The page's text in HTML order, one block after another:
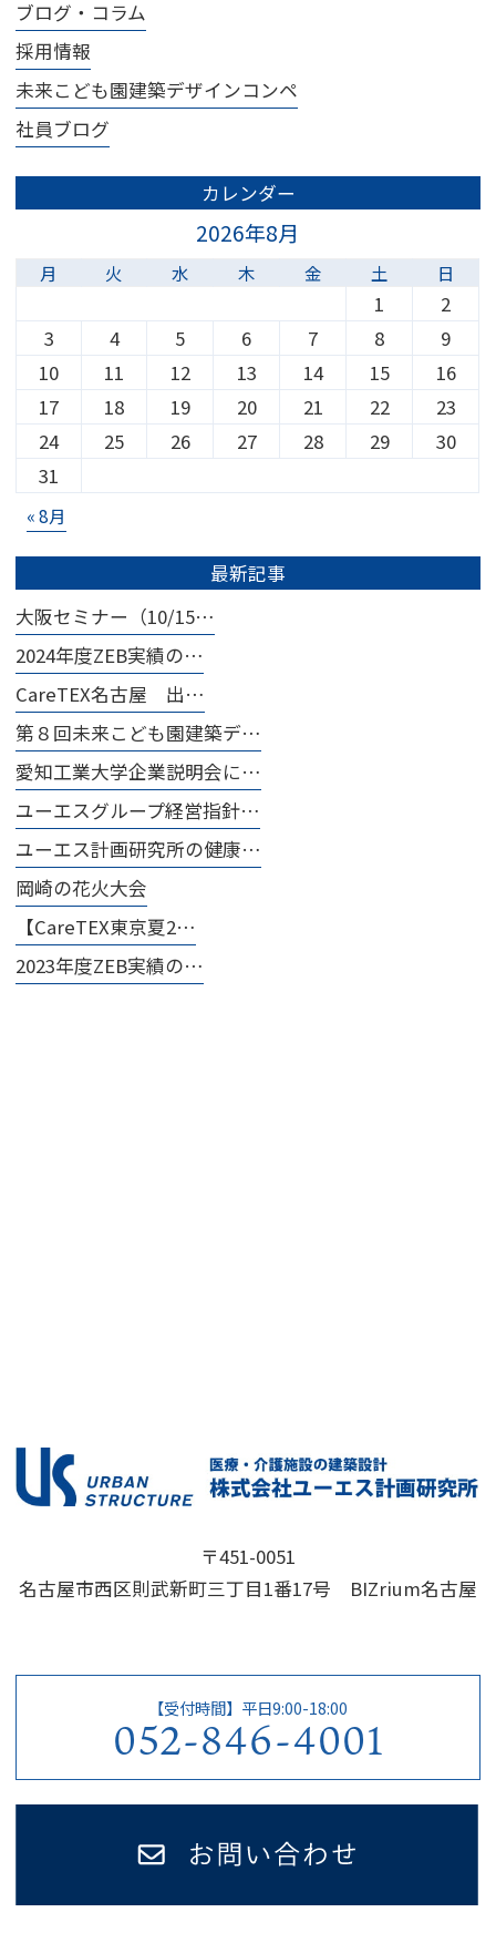
ブログ・コラム
採用情報
未来こども園建築デザインコンペ
社員ブログ
カレンダー
2026年8月
月 火 水 木 金 土 日
« 8月
1
2
3
4 5 6 7 8
9
10
11 12 13 14 15
16
17
18 19 20 21 22
23
24
25 26 27 28 29
30
31
最新記事
大阪セミナー（10/15…
2024年度ZEB実績の…
CareTEX名古屋 出…
第８回未来こども園建築デ…
愛知工業大学企業説明会に…
ユーエスグループ経営指針…
ユーエス計画研究所の健康…
岡崎の花火大会
【CareTEX東京夏2…
2023年度ZEB実績の…
〒451-0051
名古屋市西区則武新町三丁目1番17号 BIZrium名古屋
【受付時間】平日9:00-18:00
052-846-4001